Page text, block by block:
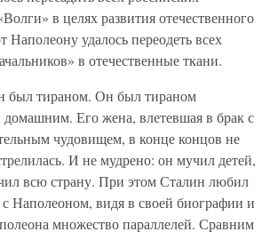
в целях развития отечественного
Наполеону удалось переодеть всех
в отечественные ткани.
тираном. Он был тираном
Его жена, влетевшая в брак с
чудовищем, в конце концов не
И не мудрено: он мучил детей,
всю страну. При этом Сталин любил
с Наполеоном, видя в своей биографии и
множество параллелей. Сравним